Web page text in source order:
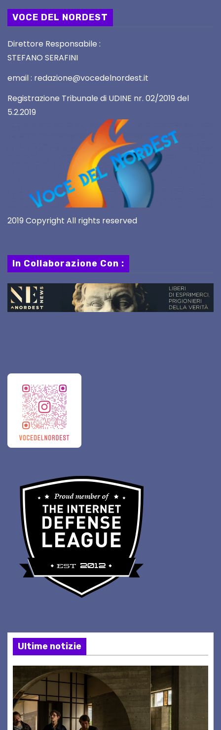
VOCE DEL NORDEST
Direttore Responsabile :
STEFANO SERAFINI
email : redazione@vocedelnordest.it
Registrazione Tribunale di UDINE nr. 02/2019 del
5.2.2019
2019 Copyright All rights reserved
In Collaborazione Con :
Ultime notizie